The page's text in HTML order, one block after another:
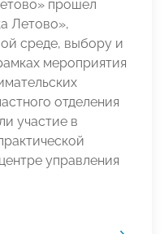
прошел
Летово»,
среде, выбору и
мероприятия
отделения
участие в
управления